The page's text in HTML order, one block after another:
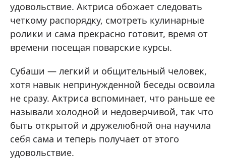
удовольствие. Актриса обожает следовать
четкому распорядку, смотреть кулинарные
ролики и сама прекрасно готовит, время от
времени посещая поварские курсы.
Субаши — легкий и общительный человек,
хотя навык непринужденной беседы освоила
не сразу. Актриса вспоминает, что раньше ее
называли холодной и недоверчивой, так что
быть открытой и дружелюбной она научила
себя сама и теперь получает от этого
удовольствие.